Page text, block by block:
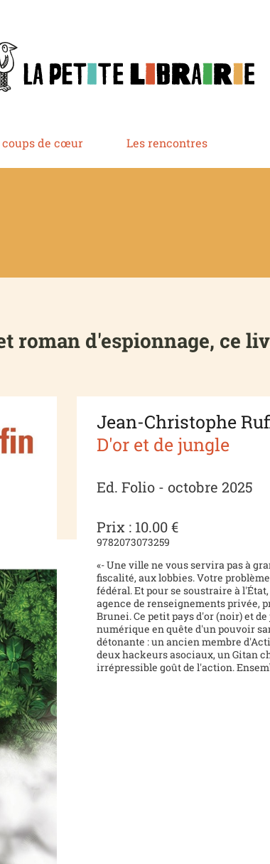
coups de cœur Les rencontres
roman d'espionnage, ce
Jean-Christophe
D'or et de jungle
Ed. Folio - octobre 2025
Prix : 10.00 €
9782073073259
«- Une ville ne vous servira pas à
fiscalité, aux lobbies. Votre
fédéral. Et pour se soustraire à
agence de renseignements privée,
Brunei. Ce petit pays d'or (noir) et
numérique en quête d'un pouvoir
détonante : un ancien membre
deux hackeurs asociaux, un Gitan
irrépressible goût de l'action.